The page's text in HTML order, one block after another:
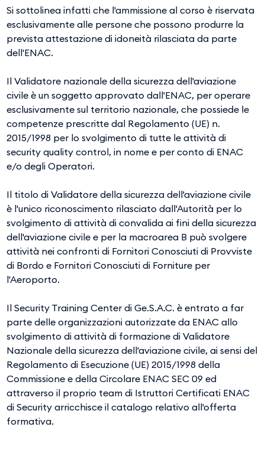
Si sottolinea infatti che l'ammissione al corso è riservata
esclusivamente alle persone che possono produrre la
prevista attestazione di idoneità rilasciata da parte
dell'ENAC.
Il Validatore nazionale della sicurezza dell'aviazione
civile è un soggetto approvato dall'ENAC, per operare
esclusivamente sul territorio nazionale, che possiede le
competenze prescritte dal Regolamento (UE) n.
2015/1998 per lo svolgimento di tutte le attività di
security quality control, in nome e per conto di ENAC
e/o degli Operatori.
Il titolo di Validatore della sicurezza dell'aviazione civile
è l'unico riconoscimento rilasciato dall'Autorità per lo
svolgimento di attività di convalida ai fini della sicurezza
dell'aviazione civile e per la macroarea B può svolgere
attività nei confronti di Fornitori Conosciuti di Provviste
di Bordo e Fornitori Conosciuti di Forniture per
l'Aeroporto.
Il Security Training Center di Ge.S.A.C. è entrato a far
parte delle organizzazioni autorizzate da ENAC allo
svolgimento di attività di formazione di Validatore
Nazionale della sicurezza dell'aviazione civile, ai sensi del
Regolamento di Esecuzione (UE) 2015/1998 della
Commissione e della Circolare ENAC SEC 09 ed
attraverso il proprio team di Istruttori Certificati ENAC
di Security arricchisce il catalogo relativo all'offerta
formativa.